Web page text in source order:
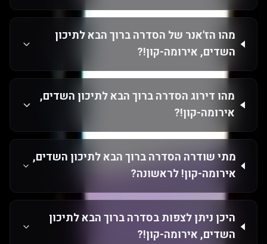
מהו הז'אנר של הסדרה ברוך הבא לתיכון
השדים, אירומה-קון!?
מהו דירוג הסדרה ברוך הבא לתיכון השדים,
אירומה-קון!?
מתי שודרה הסדרה ברוך הבא לתיכון השדים,
אירומה-קון! לראשונה?
היכן ניתן לצפות בסדרה ברוך הבא לתיכון
השדים, אירומה-קון!?